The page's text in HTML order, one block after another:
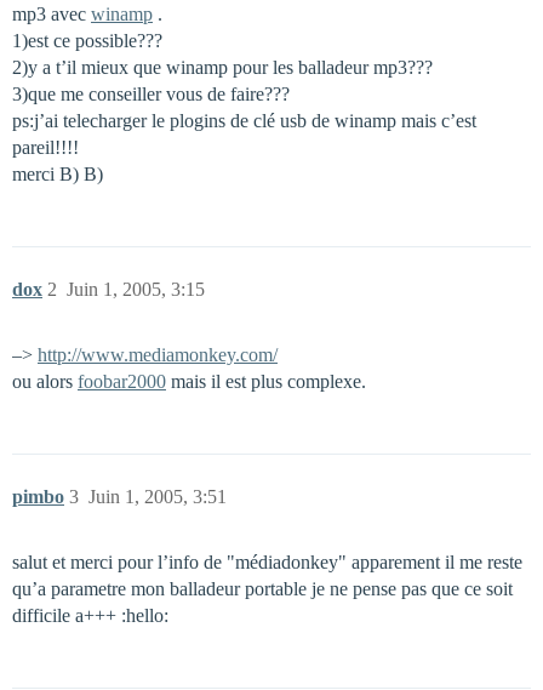
mp3 avec winamp .
1)est ce possible???
2)y a t’il mieux que winamp pour les balladeur mp3???
3)que me conseiller vous de faire???
ps:j’ai telecharger le plogins de clé usb de winamp mais c’est
pareil!!!!
merci B) B)
dox Juin 1, 2005, 3:15
2
–> http://www.mediamonkey.com/
ou alors foobar2000 mais il est plus complexe.
pimbo Juin 1, 2005, 3:51
3
salut et merci pour l’info de "médiadonkey" apparement il me reste
qu’a parametre mon balladeur portable je ne pense pas que ce soit
difficile a+++ :hello: